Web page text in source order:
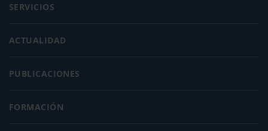
SERVICIOS
ACTUALIDAD
PUBLICACIONES
FORMACIÓN